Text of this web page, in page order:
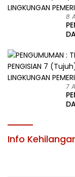
8
7
Info